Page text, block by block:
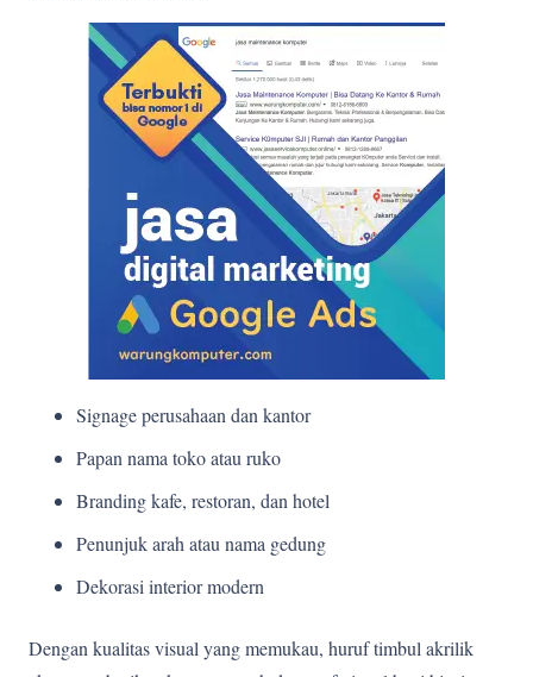
Signage perusahaan dan kantor
Papan nama toko atau ruko
Branding kafe, restoran, dan hotel
Penunjuk arah atau nama gedung
Dekorasi interior modern
Dengan kualitas visual yang memukau, huruf timbul akrilik